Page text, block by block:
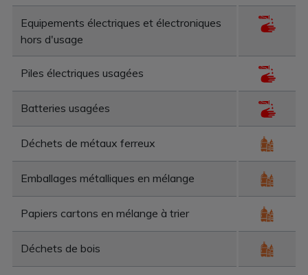
Equipements électriques et électroniques
hors d'usage
Piles électriques usagées
Batteries usagées
Déchets de métaux ferreux
Emballages métalliques en mélange
Papiers cartons en mélange à trier
Déchets de bois